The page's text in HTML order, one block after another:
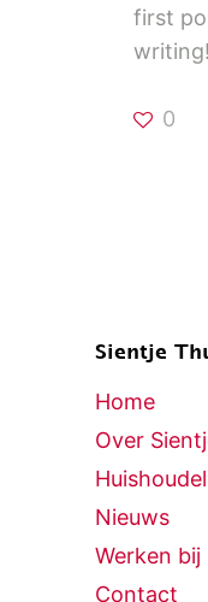
first
writing!
0
Sientje
Home
Over
Nieuws
Werken bij
Contact